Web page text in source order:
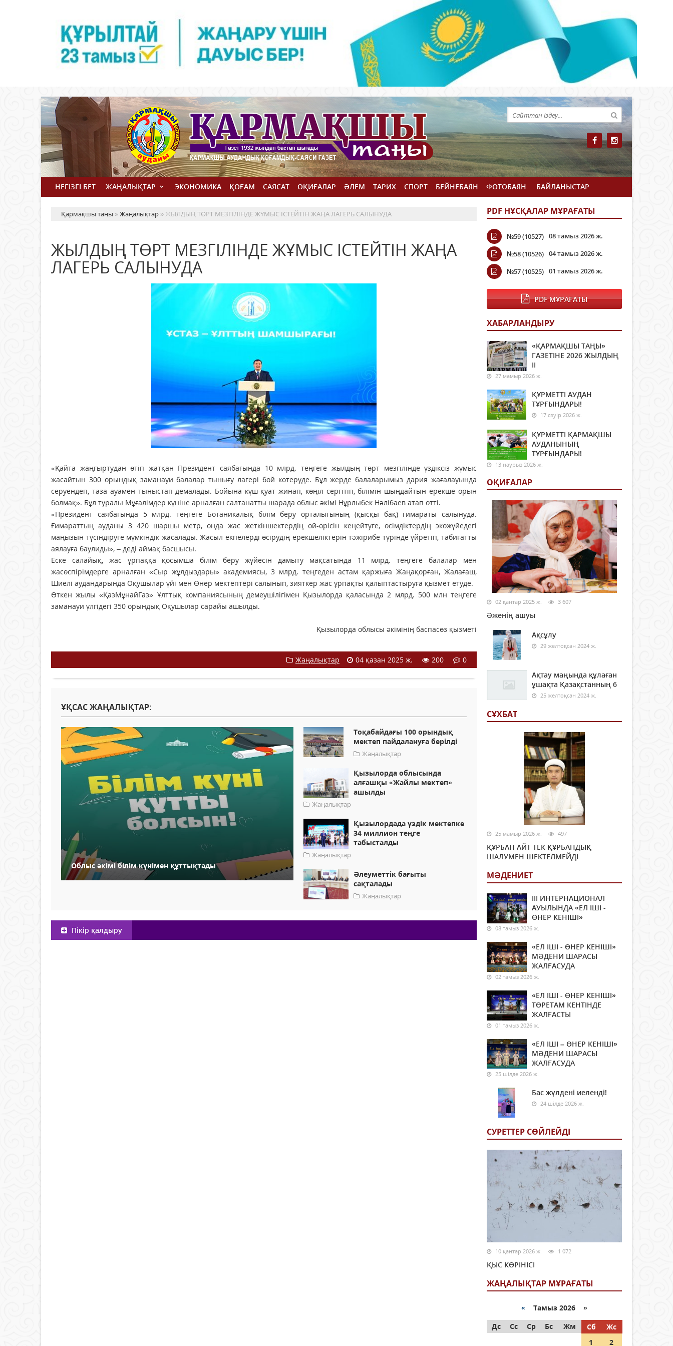
НЕГІЗГІ БЕТ ЖАҢАЛЫҚТАР ЭКОНОМИКА ҚОҒАМ САЯСАТ ОҚИҒАЛАР ӘЛЕМ ТАРИХ СПОРТ БЕЙНЕБАЯН ФОТОБАЯН БАЙЛАНЫСТАР
Қармақшы таңы »Жаңалықтар » ЖЫЛДЫҢ ТӨРТ МЕЗГІЛІНДЕ ЖҰМЫС ІСТЕЙТІН ЖАҢА ЛАГЕРЬ САЛЫНУДА
ЖЫЛДЫҢ ТӨРТ МЕЗГІЛІНДЕ ЖҰМЫС ІСТЕЙТІН ЖАҢА
ЛАГЕРЬ САЛЫНУДА
«Қайта жаңғыртудан өтіп жатқан Президент саябағында 10 млрд. теңгеге жылдың төрт мезгілінде үздіксіз жұмыс
жасайтын 300 орындық заманауи балалар тынығу лагері бой көтеруде. Бұл жерде балаларымыз дария жағалауында
серуендеп, таза ауамен тыныстап демалады. Бойына күш-қуат жинап, көңіл сергітіп, білімін шыңдайтын ерекше орын
болмақ». Бұл туралы Мұғалімдер күніне арналған салтанатты шарада облыс әкімі Нұрлыбек Нәлібаев атап өтті.
«Президент саябағында 5 млрд. теңгеге Ботаникалық білім беру орталығының (қысқы бақ) ғимараты салынуда.
Ғимараттың ауданы 3 420 шаршы метр, онда жас жеткіншектердің ой-өрісін кеңейтуге, өсімдіктердің экожүйедегі
маңызын түсіндіруге мүмкіндік жасалады. Жасыл екпелерді өсірудің ерекшеліктерін тәжірибе түрінде үйретіп, табиғатты
аялауға баулиды», – деді аймақ басшысы.
Еске салайық, жас ұрпаққа қосымша білім беру жүйесін дамыту мақсатында 11 млрд. теңгеге балалар мен
жасөспірімдерге арналған «Сыр жұлдыздары» академиясы, 3 млрд. теңгеден астам қаржыға Жаңақорған, Жалағаш,
Шиелі аудандарында Оқушылар үйі мен Өнер мектептері салынып, зияткер жас ұрпақты қалыптастыруға қызмет етуде.
Өткен жылы «ҚазМұнайГаз» Ұлттық компаниясының демеушілігімен Қызылорда қаласында 2 млрд. 500 млн теңгеге
заманауи үлгідегі 350 орындық Оқушылар сарайы ашылды.
Қызылорда облысы әкімінің баспасөз қызметі
Жаңалықтар 04 қазан 2025 ж. 200 0
ҰҚСАС ЖАҢАЛЫҚТАР:
Облыс әкімі білім күнімен құттықтады
Тоқабайдағы 100 орындық
мектеп пайдалануға берілді
Жаңалықтар
Қызылорда облысында
алғашқы «Жайлы мектеп»
ашылды
Жаңалықтар
Қызылордада үздік мектепке
34 миллион теңге
табысталды
Жаңалықтар
Әлеуметтік бағыты
сақталады
Жаңалықтар
Пікір қалдыру
PDF НҰСҚАЛАР МҰРАҒАТЫ
№59 (10527) 08 тамыз 2026 ж.
№58 (10526) 04 тамыз 2026 ж.
№57 (10525) 01 тамыз 2026 ж.
PDF МҰРАҒАТЫ
ХАБАРЛАНДЫРУ
«ҚАРМАҚШЫ ТАҢЫ»
ГАЗЕТІНЕ 2026 ЖЫЛДЫҢ
ІI
27 мамыр 2026 ж.
ҚҰРМЕТТІ АУДАН
ТҰРҒЫНДАРЫ!
17 сәуір 2026 ж.
ҚҰРМЕТТІ ҚАРМАҚШЫ
АУДАНЫНЫҢ
ТҰРҒЫНДАРЫ!
13 наурыз 2026 ж.
ОҚИҒАЛАР
02 қаңтар 2025 ж. 3 607
Әженің ашуы
Ақсұлу
29 желтоқсан 2024 ж.
Ақтау маңында құлаған
ұшақта Қазақстанның 6
25 желтоқсан 2024 ж.
СҰХБАТ
25 мамыр 2026 ж. 497
ҚҰРБАН АЙТ ТЕК ҚҰРБАНДЫҚ
ШАЛУМЕН ШЕКТЕЛМЕЙДІ
МӘДЕНИЕТ
ІІІ ИНТЕРНАЦИОНАЛ
АУЫЛЫНДА «ЕЛ ІШІ -
ӨНЕР КЕНІШІ»
08 тамыз 2026 ж.
«ЕЛ ІШІ - ӨНЕР КЕНІШІ»
МӘДЕНИ ШАРАСЫ
ЖАЛҒАСУДА
02 тамыз 2026 ж.
«ЕЛ ІШІ - ӨНЕР КЕНІШІ»
ТӨРЕТАМ КЕНТІНДЕ
ЖАЛҒАСТЫ
01 тамыз 2026 ж.
«ЕЛ ІШІ – ӨНЕР КЕНІШІ»
МӘДЕНИ ШАРАСЫ
ЖАЛҒАСУДА
25 шілде 2026 ж.
Бас жүлдені иеленді!
24 шілде 2026 ж.
СУРЕТТЕР СӨЙЛЕЙДI
10 қаңтар 2026 ж. 1 072
ҚЫС КӨРІНІСІ
ЖАҢАЛЫҚТАР МҰРАҒАТЫ
« Тамыз 2026 »
Дс
Сс Ср Бс Жм Сб
Жс
1
2